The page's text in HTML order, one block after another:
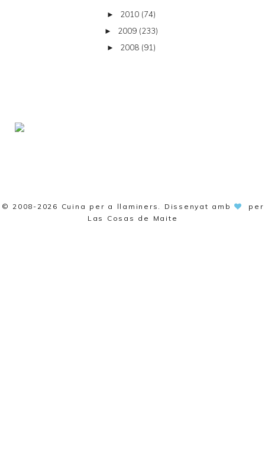
► 2010 (74)
► 2009 (233)
► 2008 (91)
© 2008-2026 Cuina per a llaminers . Dissenyat amb
per
Las Cosas de Maite